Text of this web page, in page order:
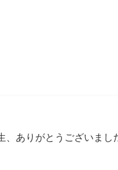
、ありがとうございまし